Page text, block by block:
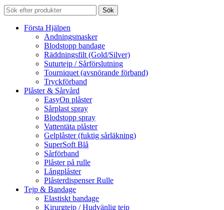
Sök
Första Hjälpen
Andningsmasker
Blodstopp bandage
Räddningsfilt (Gold/Silver)
Suturtejp / Sårförslutning
Tourniquet (avsnörande förband)
Tryckförband
Plåster & Sårvård
EasyOn plåster
Sårplast spray
Blodstopp spray
Vattentäta plåster
Gelplåster (fuktig sårläkning)
SuperSoft Blå
Sårförband
Plåster på rulle
Långplåster
Plåsterdispenser Rulle
Tejp & Bandage
Elastiskt bandage
Kirurgtejp / Hudvänlig tejp